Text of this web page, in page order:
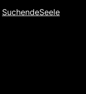
SuchendeSeele